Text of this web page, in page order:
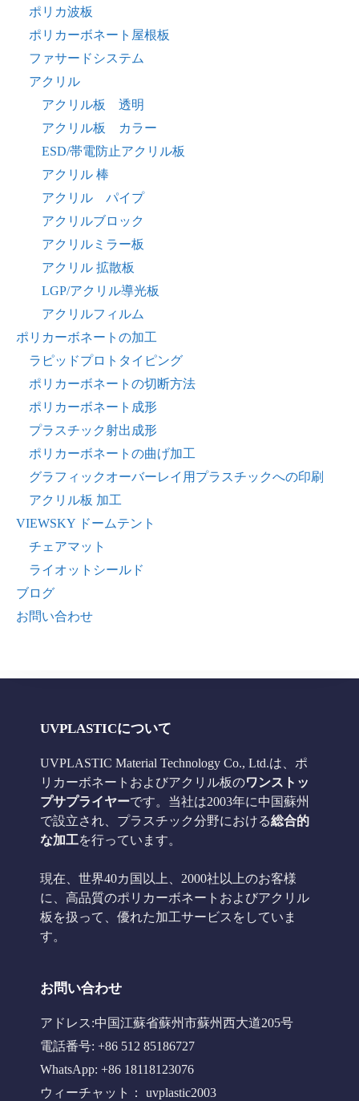
ポリカ波板
ポリカーボネート屋根板
ファサードシステム
アクリル
アクリル板 透明
アクリル板 カラー
ESD/帯電防止アクリル板
アクリル 棒
アクリル パイプ
アクリルブロック
アクリルミラー板
アクリル 拡散板
LGP/アクリル導光板
アクリルフィルム
ポリカーボネートの加工
ラピッドプロトタイピング
ポリカーボネートの切断方法
ポリカーボネート成形
プラスチック射出成形
ポリカーボネートの曲げ加工
グラフィックオーバーレイ用プラスチックへの印刷
アクリル板 加工
VIEWSKY ドームテント
チェアマット
ライオットシールド
ブログ
お問い合わせ
UVPLASTICについて
UVPLASTIC Material Technology Co., Ltd.は、ポ
リカーボネートおよびアクリル板のワンストッ
プサプライヤーです。当社は2003年に中国蘇州
で設立され、プラスチック分野における総合的
な加工を行っています。
現在、世界40カ国以上、2000社以上のお客様
に、高品質のポリカーボネートおよびアクリル
板を扱って、優れた加工サービスをしていま
す。
お問い合わせ
アドレス:中国江蘇省蘇州市蘇州西大道205号
電話番号: +86 512 85186727
WhatsApp: +86 18118123076
ウィーチャット： uvplastic2003